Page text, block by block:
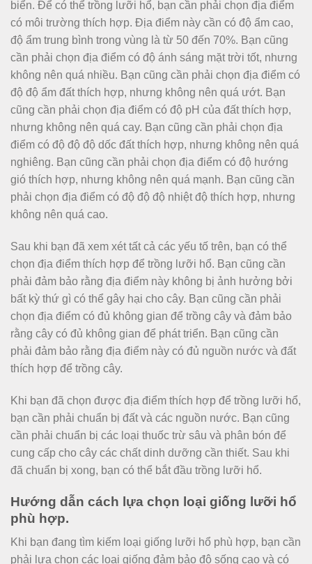
biển. Để có thể trồng lưỡi hổ, bạn cần phải chọn địa điểm
có môi trường thích hợp. Địa điểm này cần có độ ẩm cao,
độ ẩm trung bình trong vùng là từ 50 đến 70%. Bạn cũng
cần phải chọn địa điểm có độ ánh sáng mặt trời tốt, nhưng
không nên quá nhiều. Bạn cũng cần phải chọn địa điểm có
độ độ ẩm đất thích hợp, nhưng không nên quá ướt. Bạn
cũng cần phải chọn địa điểm có độ pH của đất thích hợp,
nhưng không nên quá cay. Bạn cũng cần phải chọn địa
điểm có độ độ độ dốc đất thích hợp, nhưng không nên quá
nghiêng. Bạn cũng cần phải chọn địa điểm có độ hướng
gió thích hợp, nhưng không nên quá mạnh. Bạn cũng cần
phải chọn địa điểm có độ độ độ nhiệt độ thích hợp, nhưng
không nên quá cao.
Sau khi bạn đã xem xét tất cả các yếu tố trên, bạn có thể
chọn địa điểm thích hợp để trồng lưỡi hổ. Bạn cũng cần
phải đảm bảo rằng địa điểm này không bị ảnh hưởng bởi
bất kỳ thứ gì có thể gây hại cho cây. Bạn cũng cần phải
chọn địa điểm có đủ không gian để trồng cây và đảm bảo
rằng cây có đủ không gian để phát triển. Bạn cũng cần
phải đảm bảo rằng địa điểm này có đủ nguồn nước và đất
thích hợp để trồng cây.
Khi bạn đã chọn được địa điểm thích hợp để trồng lưỡi hổ,
bạn cần phải chuẩn bị đất và các nguồn nước. Bạn cũng
cần phải chuẩn bị các loại thuốc trừ sâu và phân bón để
cung cấp cho cây các chất dinh dưỡng cần thiết. Sau khi
đã chuẩn bị xong, bạn có thể bắt đầu trồng lưỡi hổ.
Hướng dẫn cách lựa chọn loại giống lưỡi hổ
phù hợp.
Khi bạn đang tìm kiếm loại giống lưỡi hổ phù hợp, bạn cần
phải lựa chọn các loại giống đảm bảo độ sống cao và có